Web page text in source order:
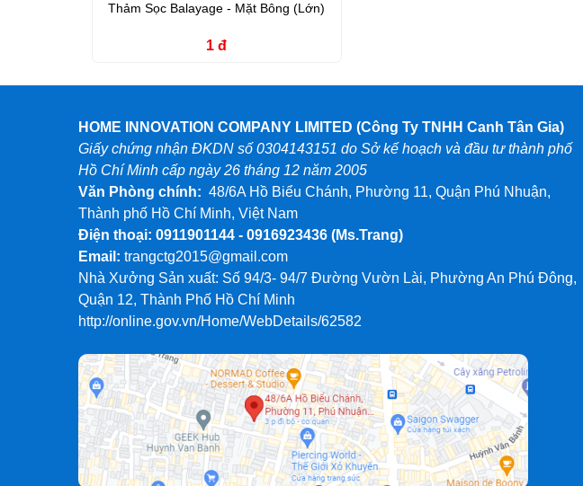
Thảm Sọc Balayage - Mặt Bông (Lớn)
1 đ
HOME INNOVATION COMPANY LIMITED (Công Ty TNHH Canh Tân Gia)
Giấy chứng nhận ĐKDN số 0304143151 do Sở kế hoạch và đầu tư thành phố
Hồ Chí Minh cấp ngày 26 tháng 12 năm 2005
Văn Phòng chính: 48/6A Hồ Biểu Chánh, Phường 11, Quận Phú Nhuận,
Thành phố Hồ Chí Minh, Việt Nam
Điện thoại: 0911901144 - 0916923436 (Ms.Trang)
Email: trangctg2015@gmail.com
Nhà Xưởng Sản xuất: Số 94/3- 94/7 Đường Vườn Lài, Phường An Phú Đông,
Quận 12, Thành Phố Hồ Chí Minh
http://online.gov.vn/Home/WebDetails/62582